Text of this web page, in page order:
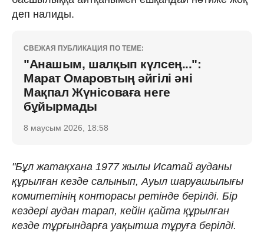
деп налиды.
СВЕЖАЯ ПУБЛИКАЦИЯ ПО ТЕМЕ:
"Анашым, шалқып күлсең...":
Марат Омаровтың әйгілі әні
Мақпал Жүнісоваға неге
бұйырмады
8 маусым 2026, 18:58
"Бұл жатақхана 1977 жылы Исатай ауданы
құрылған кезде салынып, Ауыл шаруашылығы
комитетінің конторасы ретінде берілді. Бір
кездері аудан тарап, кейін қайта құрылған
кезде тұрғындарға уақытша тұруға берілді.